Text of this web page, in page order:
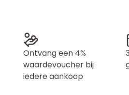
Ontvang een 4%
waardevoucher bij
iedere aankoop